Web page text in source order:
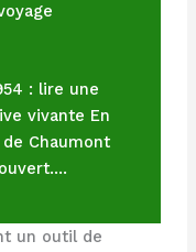
: lire une
vivante En
Chaumont
un outil de